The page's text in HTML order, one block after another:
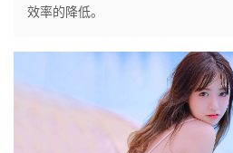
人
主
我
的
效率的降低。